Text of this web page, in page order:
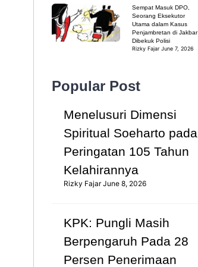
Sempat Masuk DPO,
Seorang Eksekutor
Utama dalam Kasus
Penjambretan di Jakbar
Dibekuk Polisi
Rizky FajarJune 7, 2026
Popular Post
Menelusuri Dimensi
Spiritual Soeharto pada
Peringatan 105 Tahun
Kelahirannya
Rizky FajarJune 8, 2026
KPK: Pungli Masih
Berpengaruh Pada 28
Persen Penerimaan